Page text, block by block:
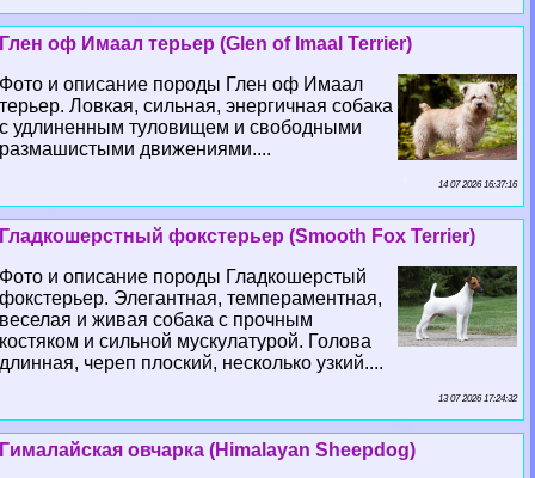
Глен оф Имаал терьер (Glen of Imaal Terrier)
Фото и описание породы Глен оф Имаал
терьер. Ловкая, сильная, энергичная собака
с удлиненным туловищем и свободными
размашистыми движениями....
14 07 2026 16:37:16
Гладкошерстный фокстерьер (Smooth Fox Terrier)
Фото и описание породы Гладкошерстый
фокстерьер. Элегантная, темпераментная,
веселая и живая собака с прочным
костяком и сильной мускулатурой. Голова
длинная, череп плоский, несколько узкий....
13 07 2026 17:24:32
Гималайская овчарка (Himalayan Sheepdog)